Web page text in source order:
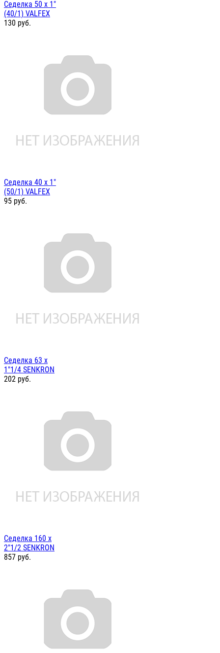
Седелка 50 х 1"
(40/1) VALFEX
130 руб.
Седелка 40 х 1"
(50/1) VALFEX
95 руб.
Седелка 63 х
1"1/4 SENKRON
202 руб.
Седелка 160 х
2"1/2 SENKRON
857 руб.